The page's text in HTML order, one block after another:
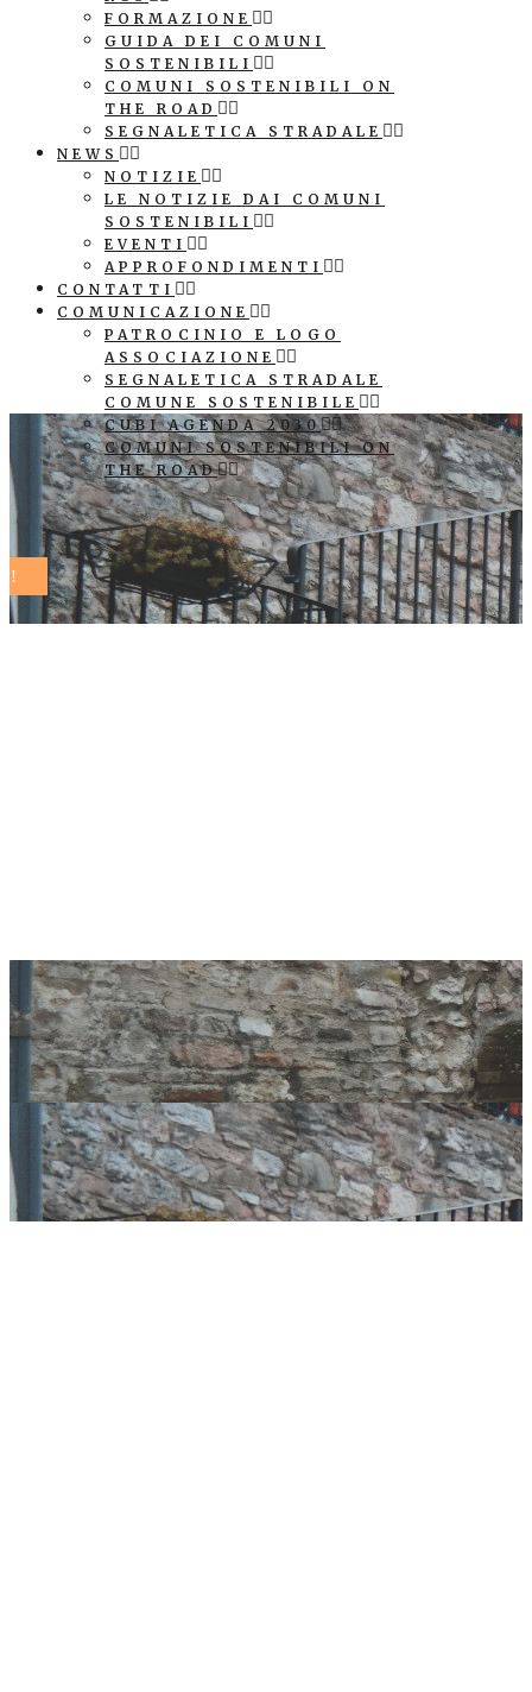
FORMAZIONE
GUIDA DEI COMUNI
SOSTENIBILI
COMUNI SOSTENIBILI ON
THE ROAD
SEGNALETICA STRADALE
NEWS
NOTIZIE
LE NOTIZIE DAI COMUNI
SOSTENIBILI
EVENTI
APPROFONDIMENTI
CONTATTI
COMUNICAZIONE
PATROCINIO E LOGO
ASSOCIAZIONE
SEGNALETICA STRADALE
COMUNE SOSTENIBILE
CUBI AGENDA 2030
COMUNI SOSTENIBILI ON
THE ROAD